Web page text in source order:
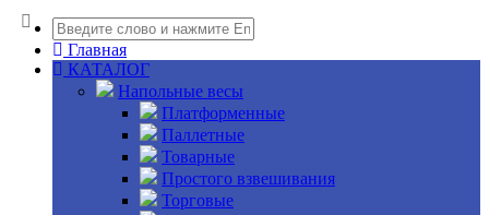
Главная
КАТАЛОГ
Напольные весы
Платформенные
Паллетные
Товарные
Простого взвешивания
Торговые